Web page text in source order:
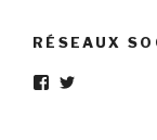
RÉSEAUX
VoirVoir